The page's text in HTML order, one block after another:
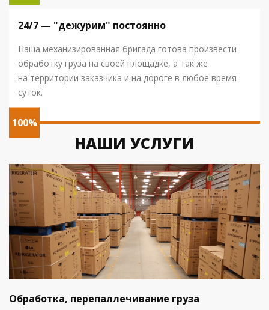
24/7 — "дежурим" постоянно
Наша механизированная бригада готова произвести
обработку груза на своей площадке, а так же
на территории заказчика и на дороге в любое время
суток.
100%
НАШИ УСЛУГИ
Обработка, перепаллечивание груза